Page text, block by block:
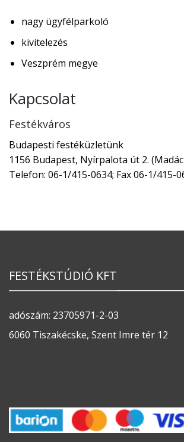
nagy ügyfélparkoló
kivitelezés
Veszprém megye
Kapcsolat
Festékváros
Budapesti festéküzletünk
1156 Budapest, Nyírpalota út 2.
Telefon: 06-1/415-0634; Fax 06-1/415-
FESTÉKSTÚDIÓ KFT
adószám: 23705971-2-03
6060 Tiszakécske, Szent Imre tér 12